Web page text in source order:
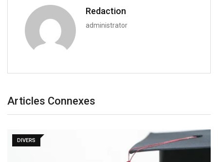
Redaction
administrator
Articles Connexes
DIVERS